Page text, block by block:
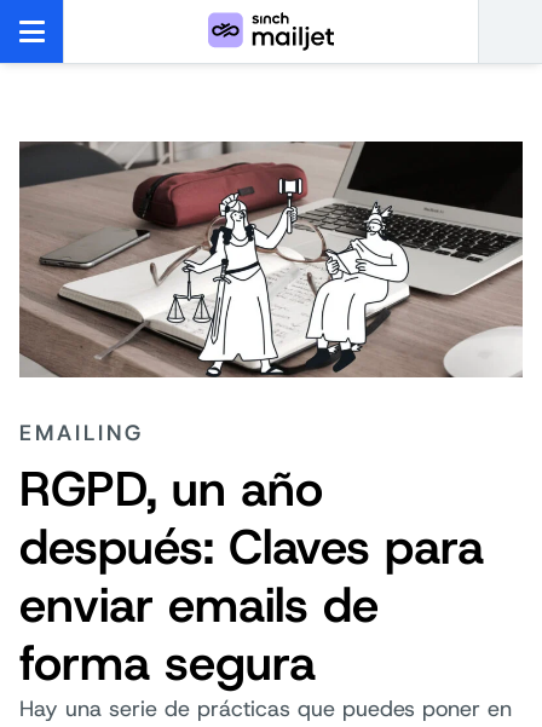
EMAILING
RGPD, un año
después: Claves para
enviar emails de
forma segura
Hay una serie de prácticas que puedes poner en